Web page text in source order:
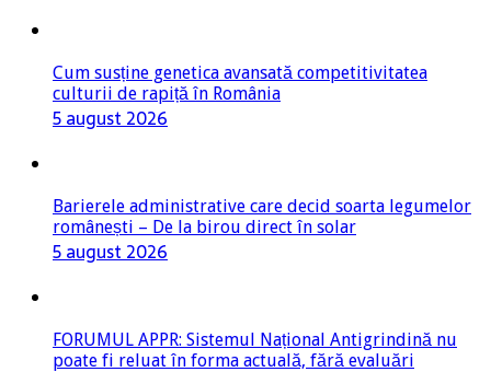
Cum susține genetica avansată competitivitatea
culturii de rapiță în România
5 august 2026
Barierele administrative care decid soarta legumelor
românești – De la birou direct în solar
5 august 2026
FORUMUL APPR: Sistemul Național Antigrindină nu
poate fi reluat în forma actuală, fără evaluări